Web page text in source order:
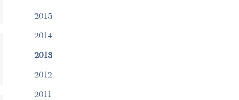
2015
2014
2013
2012
2011